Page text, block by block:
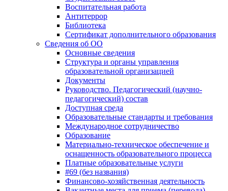
Воспитательная работа
Антитеррор
Библиотека
Сертификат дополнительного образования
Сведения об ОО
Основные сведения
Структура и органы управления
образовательной организацией
Документы
Руководство. Педагогический (научно-
педагогический) состав
Доступная среда
Образовательные стандарты и требования
Международное сотрудничество
Образование
Материально-техническое обеспечение и
оснащенность образовательного процесса
Платные образовательные услуги
#69 (без названия)
Финансово-хозяйственная деятельность